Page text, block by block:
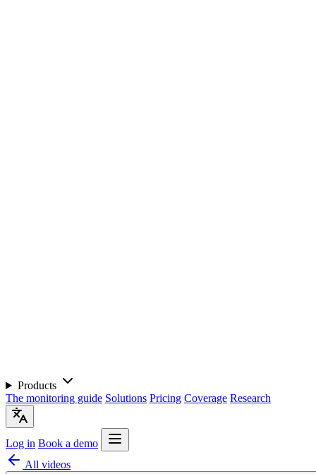
Products
The monitoring guide Solutions Pricing Coverage Research
Log in Book a demo
All videos